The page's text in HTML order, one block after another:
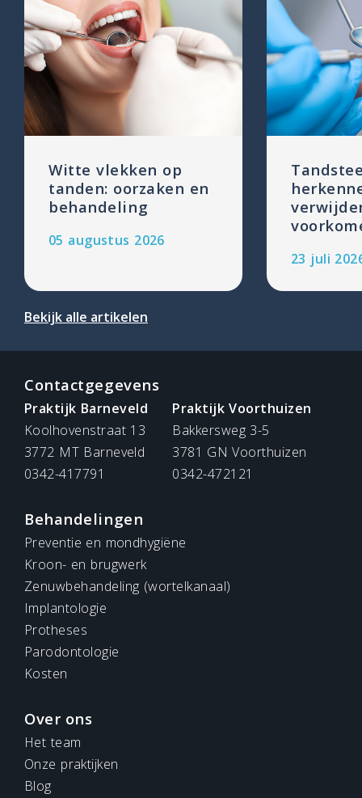
Witte vlekken op
tanden: oorzaken en
behandeling
05 augustus 2026
23 juli
Bekijk alle artikelen
Contactgegevens
Praktijk Barneveld
Koolhovenstraat 13
3772 MT Barneveld
0342-417791
Praktijk Voorthuizen
Bakkersweg 3-5
3781 GN Voorthuizen
0342-472121
Behandelingen
Preventie en mondhygiëne
Kroon- en brugwerk
Zenuwbehandeling (wortelkanaal)
Implantologie
Protheses
Parodontologie
Kosten
Over ons
Het team
Onze praktijken
Blog